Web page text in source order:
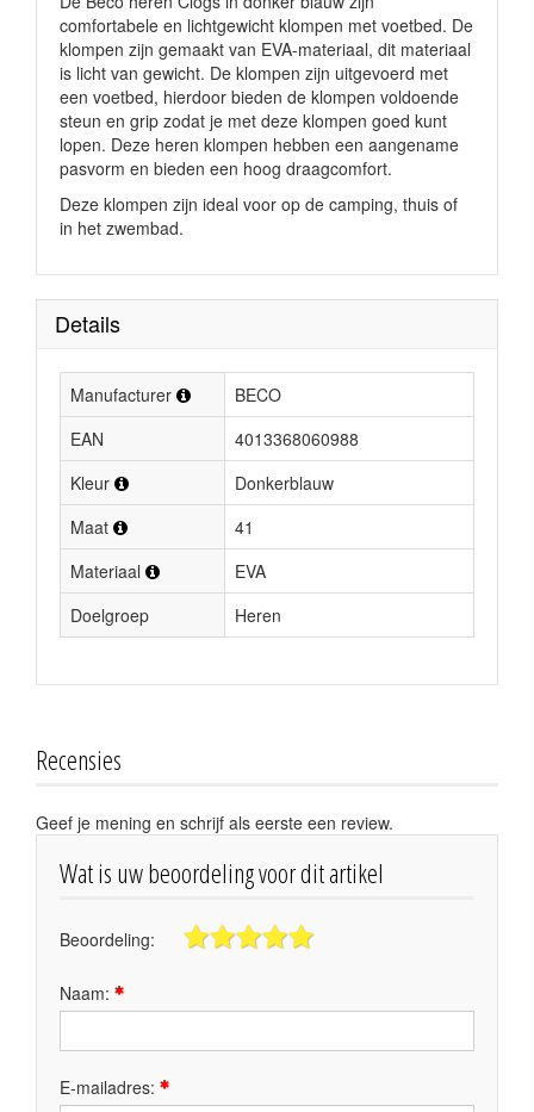
comfortabele en lichtgewicht klompen met voetbed. De
klompen zijn gemaakt van EVA-materiaal, dit materiaal
is licht van gewicht. De klompen zijn uitgevoerd met
een voetbed, hierdoor bieden de klompen voldoende
steun en grip zodat je met deze klompen goed kunt
lopen. Deze heren klompen hebben een aangename
pasvorm en bieden een hoog draagcomfort.
Deze klompen zijn ideal voor op de camping, thuis of
in het zwembad.
Details
Manufacturer
BECO
EAN
4013368060988
Kleur
Donkerblauw
Maat
41
Materiaal
EVA
Doelgroep
Heren
Recensies
Geef je mening en schrijf als eerste een review.
Wat is uw beoordeling voor dit artikel
Beoordeling:
Naam:
E-mailadres: